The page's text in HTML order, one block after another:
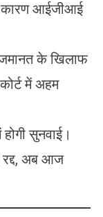
कारण आईजीआई
के खिलाफ
में अहम
सुनवाई।
रद्द, अब आज